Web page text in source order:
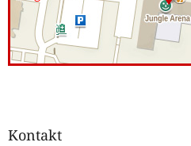
Kontakt